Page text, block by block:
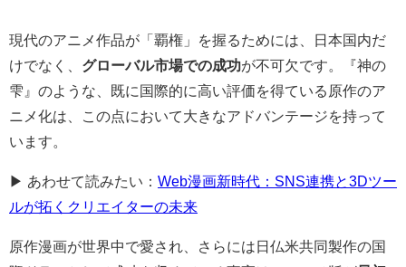
現代のアニメ作品が「覇権」を握るためには、日本国内だ
けでなく、 グローバル市場での成功が不可欠です。『神の
雫』のような、既に国際的に高い評価を得ている原作のア
ニメ化は、この点において大きなアドバンテージを持って
います。
▶ あわせて読みたい： Web漫画新時代：SNS連携と3Dツー
ルが拓くクリエイターの未来
原作漫画が世界中で愛され、さらには日仏米共同製作の国